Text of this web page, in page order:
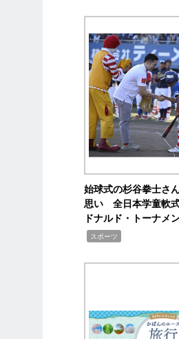
始球式の杉谷拳士さ
思い 全日本学童軟
ドナルド・トーナメ
スポーツ